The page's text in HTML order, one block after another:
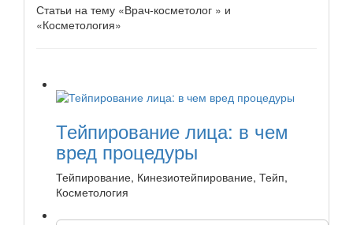
Статьи на тему «Врач-косметолог » и
«Косметология»
Тейпирование лица: в чем
вред процедуры
Тейпирование, Кинезиотейпирование, Тейп,
Косметология